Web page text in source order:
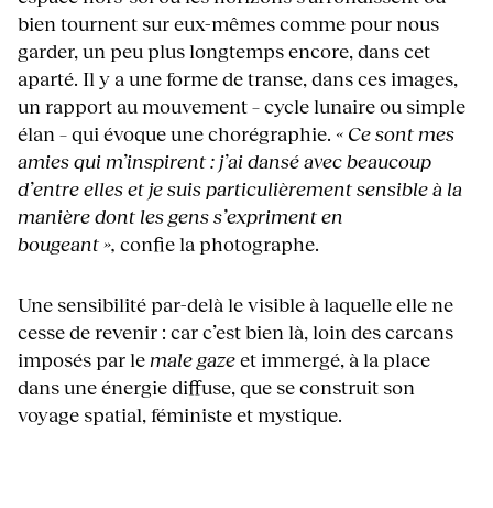
bien tournent sur eux-mêmes comme pour nous
garder, un peu plus longtemps encore, dans cet
aparté. Il y a une forme de transe, dans ces images,
un rapport au mouvement – cycle lunaire ou simple
élan – qui évoque une chorégraphie. « Ce sont mes
amies qui m’inspirent : j’ai dansé avec beaucoup
d’entre elles et je suis particulièrement sensible à la
manière dont les gens s’expriment en
bougeant », confie la photographe.
Une sensibilité par-delà le visible à laquelle elle ne
cesse de revenir : car c’est bien là, loin des carcans
imposés par le male gazeet immergé, à la place
dans une énergie diffuse, que se construit son
voyage spatial, féministe et mystique.